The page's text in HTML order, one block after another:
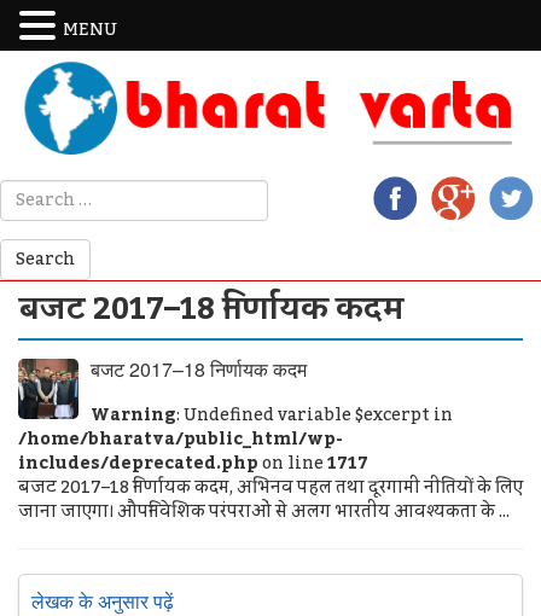
बजट 2017–18 निर्णायक कदम
बजट 2017–18 निर्णायक कदम
Warning: Undefined variable $excerpt in
/home/bharatva/public_html/wp-
includes/deprecated.phpon line1717
बजट 2017–18 निर्णायक कदम, अभिनव पहल तथा दूरगामी नीतियों के लिए
जाना जाएगा। औपनिवेशिक परंपराओं से अलग भारतीय आवश्यकता के ...
लेखक के अनुसार पढ़ें
MENU